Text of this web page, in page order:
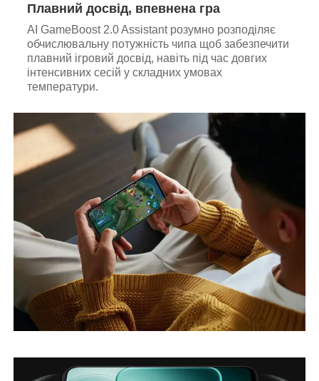
Плавний досвід, впевнена гра
AI GameBoost 2.0 Assistant розумно розподіляє
обчислювальну потужність чипа щоб забезпечити
плавний ігровий досвід, навіть під час довгих
інтенсивних сесій у складних умовах
температури.